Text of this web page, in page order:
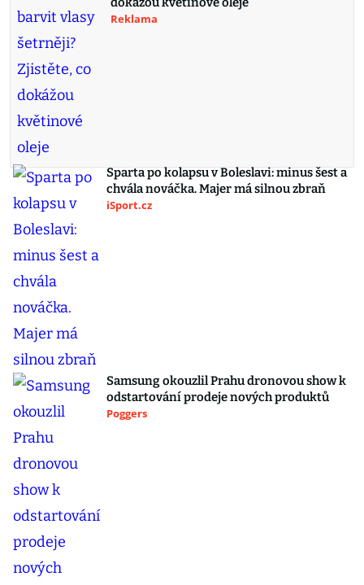
Reklama
Sparta po kolapsu v Boleslavi: minus šest a
chvála nováčka. Majer má silnou zbraň
iSport.cz
Samsung okouzlil Prahu dronovou show k
odstartování prodeje nových produktů
Poggers